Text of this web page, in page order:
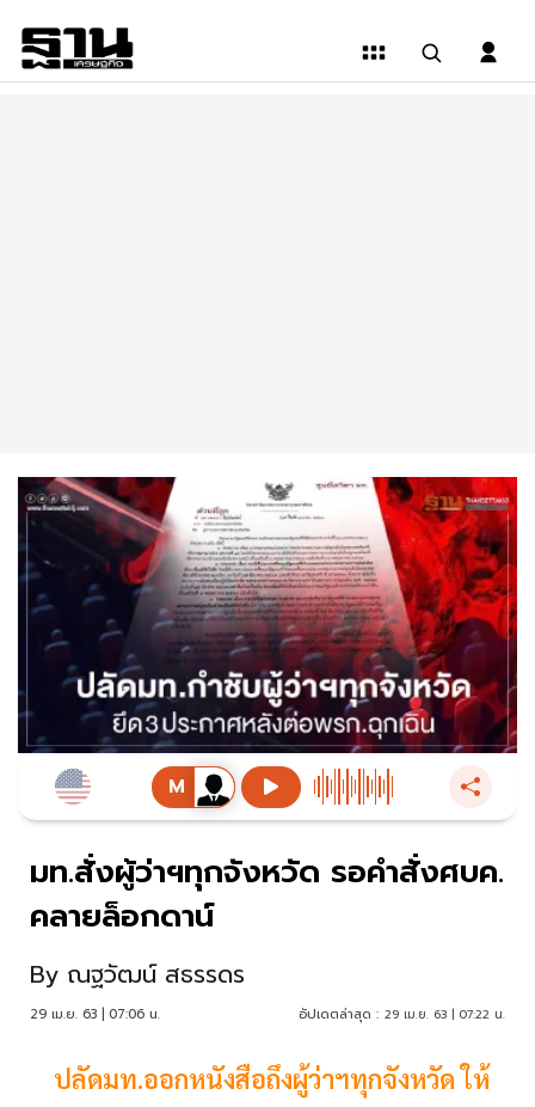
มท.สั่งผู้ว่าฯทุกจังหวัด รอคำสั่งศบค.
คลายล็อกดาน์
By ณฐวัฒน์ สธรรดร
29 เม.ย. 63 | 07:06 น. อัปเดตล่าสุด : 29 เม.ย. 63 | 07:22 น.
ปลัดมท.ออกหนังสือถึงผู้ว่าฯทุกจังหวัด ให้